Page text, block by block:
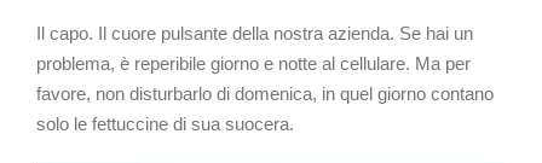
Il capo. Il cuore pulsante della nostra azienda. Se hai un
problema, è reperibile giorno e notte al cellulare. Ma per
favore, non disturbarlo di domenica, in quel giorno contano
solo le fettuccine di sua suocera.